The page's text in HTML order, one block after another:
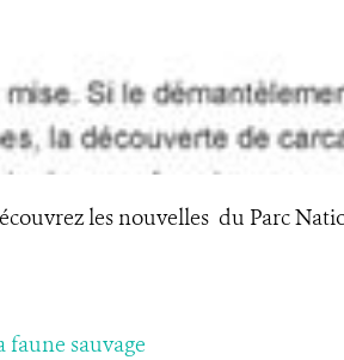
les nouvelles du Parc
faune sauvage